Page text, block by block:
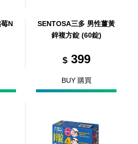
SENTOSA三多 男性薑黃
鋅複方錠 (60錠)
$399
BUY 購買